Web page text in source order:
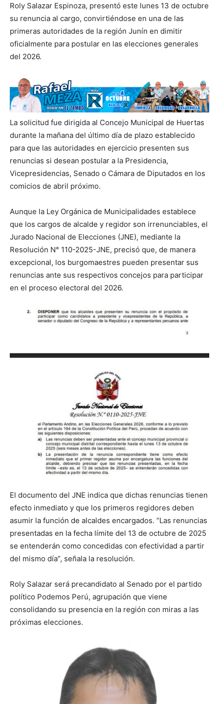
Roly Salazar Espinoza, presentó este lunes 13 de octubre
su renuncia al cargo, convirtiéndose en una de las
primeras autoridades de la región Junín en dimitir
oficialmente para postular en las elecciones generales
del 2026.
La solicitud fue dirigida al Concejo Municipal de Huertas
durante la mañana del último día de plazo establecido
para que las autoridades en ejercicio presenten sus
renuncias si desean postular a la Presidencia,
Vicepresidencias, Senado o Cámara de Diputados en los
comicios de abril próximo.
Aunque la Ley Orgánica de Municipalidades establece
que los cargos de alcalde y regidor son irrenunciables, el
Jurado Nacional de Elecciones (JNE), mediante la
Resolución N° 110-2025-JNE, precisó que, de manera
excepcional, los burgomaestres pueden presentar sus
renuncias ante sus respectivos concejos para participar
en el proceso electoral del 2026.
El documento del JNE indica que dichas renuncias tienen
efecto inmediato y que los primeros regidores deben
asumir la función de alcaldes encargados. “Las renuncias
presentadas en la fecha límite del 13 de octubre de 2025
se entenderán como concedidas con efectividad a partir
del mismo día”, señala la resolución.
Roly Salazar será precandidato al Senado por el partido
político Podemos Perú, agrupación que viene
consolidando su presencia en la región con miras a las
próximas elecciones.